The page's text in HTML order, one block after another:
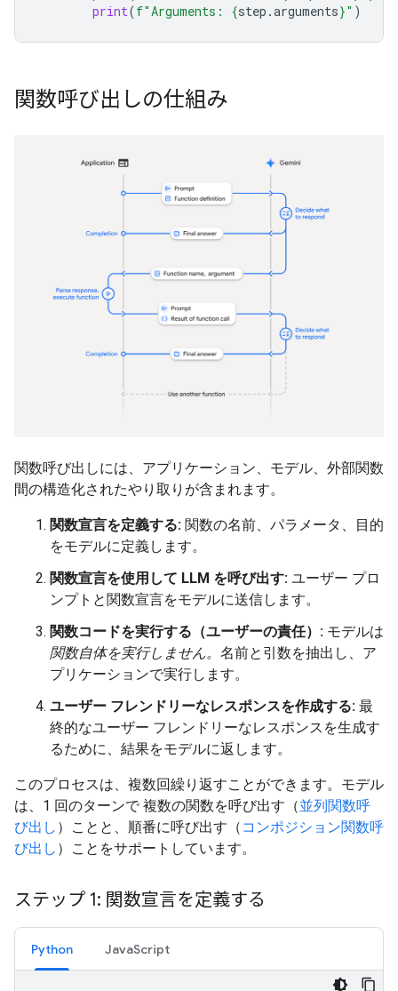
print(f"Arguments: {step .arguments}" )
関数呼び出しの仕組み
関数呼び出しには、アプリケーション、モデル、外部関数
間の構造化されたやり取りが含まれます。
関数宣言を定義する: 関数の名前、パラメータ、目的
をモデルに定義します。
関数宣言を使用して LLM を呼び出す: ユーザー プロ
ンプトと関数宣言をモデルに送信します。
関数コードを実行する（ユーザーの責任）: モデルは
関数自体を実行しません。 名前と引数を抽出し、ア
プリケーションで実行します。
ユーザー フレンドリーなレスポンスを作成する: 最
終的なユーザー フレンドリーなレスポンスを生成す
るために、結果をモデルに返します。
このプロセスは、複数回繰り返すことができます。モデル
は、1 回のターンで 複数の関数を呼び出す（並列関数呼
び出し ）ことと、順番に呼び出す（ コンポジション関数呼
び出し ）ことをサポートしています。
ステップ 1: 関数宣言を定義する
Python JavaScript